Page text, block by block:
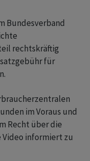
Bundesverband
rechtskräftig
für
im Voraus und
Recht über die
Video informiert zu